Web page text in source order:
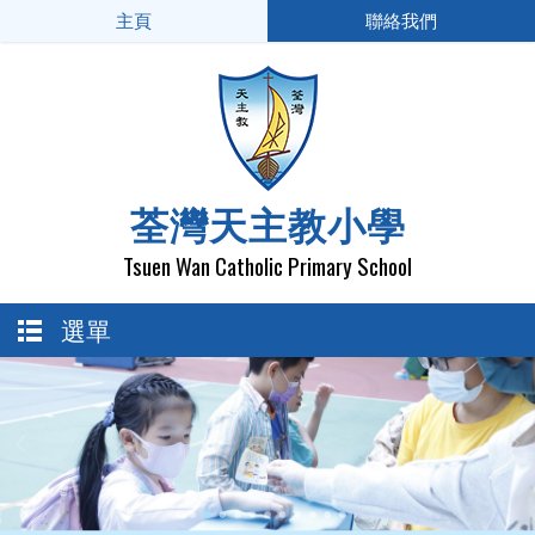
荃灣天主教小學
Tsuen Wan Catholic Primary School
主頁 聯絡我們
選單